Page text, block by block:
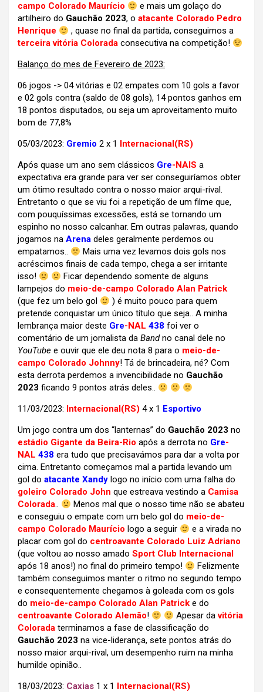
campo Colorado Maurício
e mais um golaço do
artilheiro do Gauchão 2023, o atacante Colorado Pedro
Henrique
, quase no final da partida, conseguimos a
terceira vitória Colorada consecutiva na competição!
Balanço do mes de Fevereiro de 2023:
06 jogos -> 04 vitórias e 02 empates com 10 gols a favor
e 02 gols contra (saldo de 08 gols), 14 pontos ganhos em
18 pontos disputados, ou seja um aproveitamento muito
bom de 77,8%
05/03/2023: Gremio 2 x 1 Internacional(RS)
Após quase um ano sem clássicos Gre-NAIS a
expectativa era grande para ver ser conseguiríamos obter
um ótimo resultado contra o nosso maior arqui-rival.
Entretanto o que se viu foi a repetição de um filme que,
com pouquíssimas excessões, está se tornando um
espinho no nosso calcanhar. Em outras palavras, quando
jogamos na Arena deles geralmente perdemos ou
empatamos..
Mais uma vez levamos dois gols nos
acréscimos finais de cada tempo, chega a ser irritante
isso!
Ficar dependendo somente de alguns
lampejos do meio-de-campo Colorado Alan Patrick
(que fez um belo gol
) é muito pouco para quem
pretende conquistar um único título que seja.. A minha
lembrança maior deste Gre-NAL 438 foi ver o
comentário de um jornalista da Bandno canal dele no
YouTube e ouvir que ele deu nota 8 para o meio-de-
campo Colorado Johnny! Tá de brincadeira, né? Com
esta derrota perdemos a invencibilidade no Gauchão
2023 ficando 9 pontos atrás deles..
11/03/2023: Internacional(RS) 4 x 1 Esportivo
Um jogo contra um dos “lanternas” do Gauchão 2023 no
estádio Gigante da Beira-Rio após a derrota no Gre-
NAL 438 era tudo que precisavámos para dar a volta por
cima. Entretanto começamos mal a partida levando um
gol do atacante Xandy logo no início com uma falha do
goleiro Colorado John que estreava vestindo a Camisa
Colorada..
Menos mal que o nosso time não se abateu
e conseguiu o empate com um belo gol do meio-de-
campo Colorado Maurício logo a seguir
e a virada no
placar com gol do centroavante Colorado Luiz Adriano
(que voltou ao nosso amado Sport Club Internacional
após 18 anos!) no final do primeiro tempo!
Felizmente
também conseguimos manter o ritmo no segundo tempo
e consequentemente chegamos à goleada com os gols
do meio-de-campo Colorado Alan Patrick e do
centroavante Colorado Alemão! Apesar davitória
Colorada terminamos a fase de classificação do
Gauchão 2023 na vice-liderança, sete pontos atrás do
nosso maior arqui-rival, um desempenho ruim na minha
humilde opinião..
18/03/2023: Caxias 1 x 1 Internacional(RS)